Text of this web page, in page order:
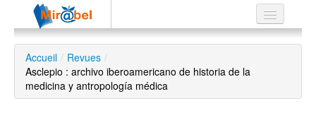
Le réseau
Soutien
Listes
Accueil / Revues /
Asclepio : archivo iberoamericano de historia de la
medicina y antropología médica